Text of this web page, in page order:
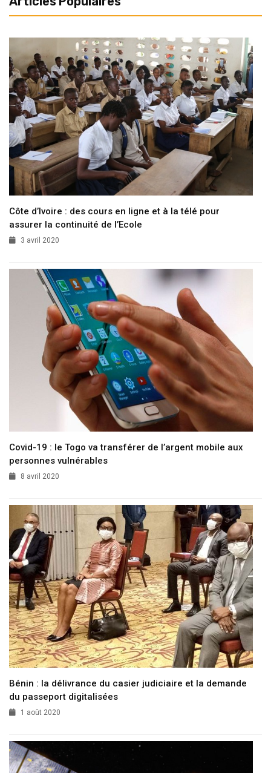
Côte d’Ivoire : des cours en ligne et à la télé pour
assurer la continuité de l’Ecole
3 avril 2020
Covid-19 : le Togo va transférer de l’argent mobile aux
personnes vulnérables
8 avril 2020
Bénin : la délivrance du casier judiciaire et la demande
du passeport digitalisées
1 août 2020